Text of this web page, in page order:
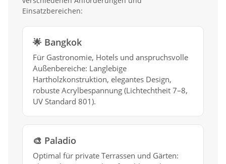
Einsatzbereichen:
🌟 Bangkok
Für Gastronomie, Hotels und anspruchsvolle
Außenbereiche: Langlebige
Hartholzkonstruktion, elegantes Design,
robuste Acrylbespannung (Lichtechtheit 7–8,
UV Standard 801).
🎨 Paladio
Optimal für private Terrassen und Gärten: